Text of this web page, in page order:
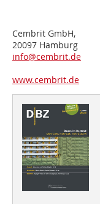
Cembrit GmbH,
20097 Hamburg
info@cembrit.de
www.cembrit.de